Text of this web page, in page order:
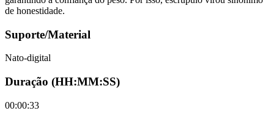
de honestidade.
Suporte/Material
Nato-digital
Duração (HH:MM:SS)
00:00:33